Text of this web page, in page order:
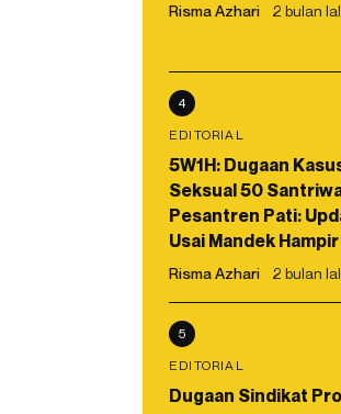
Risma Azhari 2 bulan
4
EDITORIAL
5W1H: Dugaan
Seksual 50
Pesantren Pati:
Usai Mandek
Risma Azhari 2 bulan
5
EDITORIAL
Dugaan Sindikat